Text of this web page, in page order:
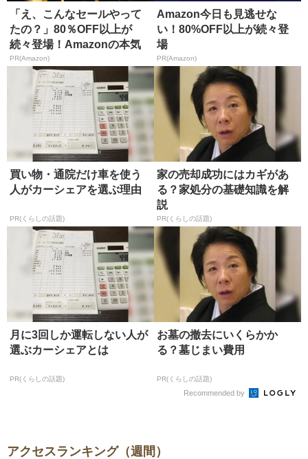
「え、こんなセールやって
たの？」80％OFF以上が
続々登場！Amazonの本気
が...
PR(Amazon)
Amazon今日も見逃せな
い！80%OFF以上が続々登
場
PR(Amazon)
買い物・通院だけ車を使う
人がカーシェアを選ぶ理由
PR(くらしの話題)
家の売却成功にはカギがあ
る？家処分の基礎知識を解
説
PR(くらしの話題)
月に3回しか運転しない人が
選ぶカーシェアとは
PR(くらしの話題)
お墓の撤去にいくらかか
る？墓じまい費用
PR(くらしの話題)
Recommended by
アクセスランキング（週間）